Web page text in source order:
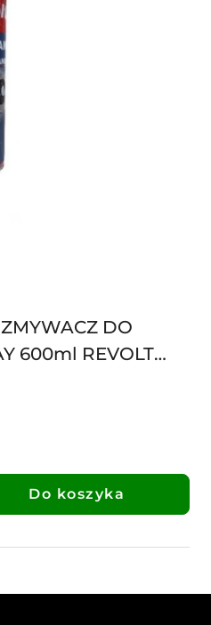
DO
600ml REVOLT
G002P6
Do koszyka